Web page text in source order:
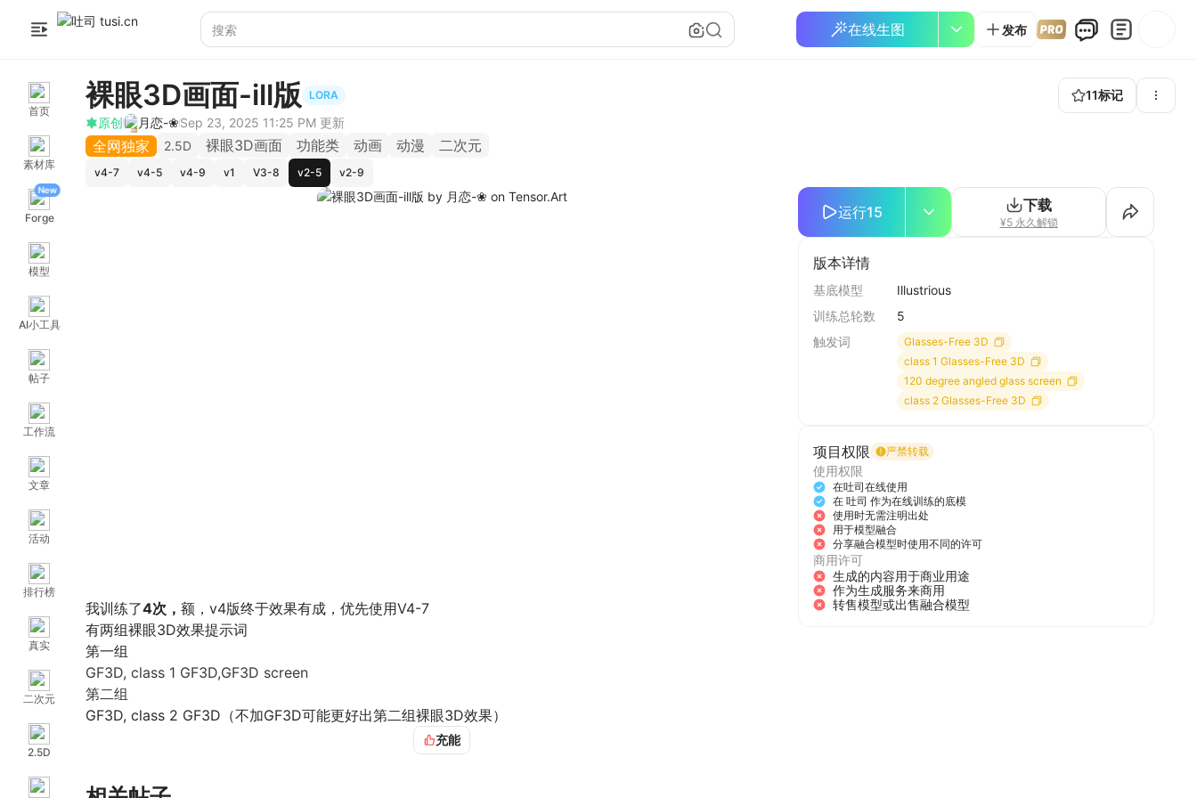
在线生图 发布
首页
素材库
New
Forge
模型
AI小工具
帖子
工作流
文章
活动
排行榜
真实
二次元
2.5D
裸眼3D画面-ill版 LORA 11标记
原创
月恋-❀Sep 23, 2025 11:25 PM 更新
全网独家 2.5D 裸眼3D画面 功能类 动画 动漫 二次元
v4-7 v4-5 v4-9 v1 V3-8 v2-5 v2-9
我训练了4次， 额，v4版终于效果有成，优先使用V4-7
有两组裸眼3D效果提示词
第一组
GF3D, class 1 GF3D,GF3D screen
第二组
GF3D, class 2 GF3D（不加GF3D可能更好出第二组裸眼3D效果）
充能
运行15 下载
¥5 永久解锁
版本详情
基底模型
Illustrious
训练总轮数
5
触发词
Glasses-Free 3D
class 1 Glasses-Free 3D
120 degree angled glass screen
class 2 Glasses-Free 3D
项目权限 严禁转载
使用权限
在吐司在线使用
在 吐司 作为在线训练的底模
使用时无需注明出处
用于模型融合
分享融合模型时使用不同的许可
商用许可
生成的内容用于商业用途
作为生成服务来商用
转售模型或出售融合模型